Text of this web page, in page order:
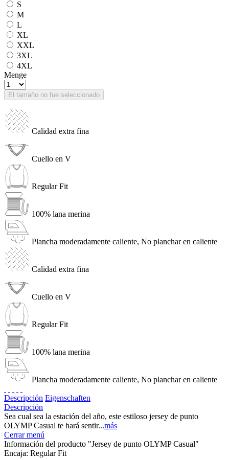
S
M
L
XL
XXL
3XL
4XL
Menge
El tamaño no fue seleccionado
Calidad extra fina
Cuello en V
Regular Fit
100% lana merina
Plancha moderadamente caliente, No planchar en caliente
Calidad extra fina
Cuello en V
Regular Fit
100% lana merina
Plancha moderadamente caliente, No planchar en caliente
Descripción Eigenschaften
Descripción
Sea cual sea la estación del año, este estiloso jersey de punto
OLYMP Casual te hará sentir...más
Cerrar menú
Información del producto "Jersey de punto OLYMP Casual"
Encaja: Regular Fit